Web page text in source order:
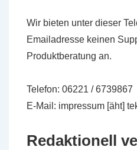
Wir bieten unter dieser
Emailadresse keinen
Produktberatung an.
Telefon: 06221 / 6739867
E-Mail: impressum [äht]
Redaktionell